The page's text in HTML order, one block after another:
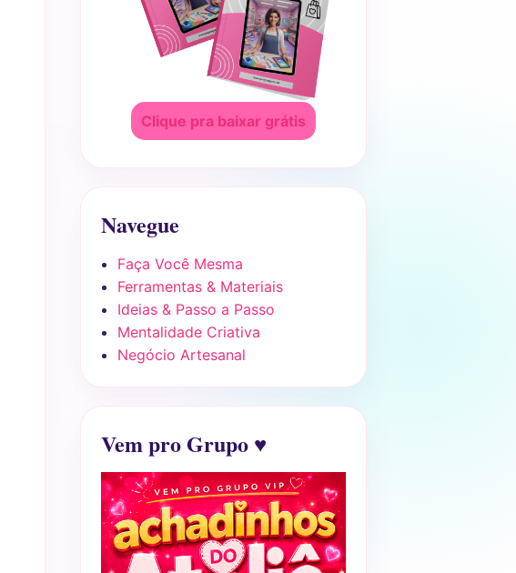
Clique pra baixar grátis
Navegue
Faça Você Mesma
Ferramentas & Materiais
Ideias & Passo a Passo
Mentalidade Criativa
Negócio Artesanal
Vem pro Grupo ♥